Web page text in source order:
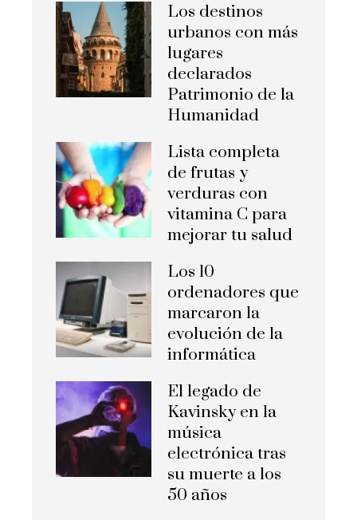
Los destinos
urbanos con más
lugares
declarados
Patrimonio de la
Humanidad
Lista completa
de frutas y
verduras con
vitamina C para
mejorar tu salud
Los 10
ordenadores que
marcaron la
evolución de la
informática
El legado de
Kavinsky en la
música
electrónica tras
su muerte a los
50 años